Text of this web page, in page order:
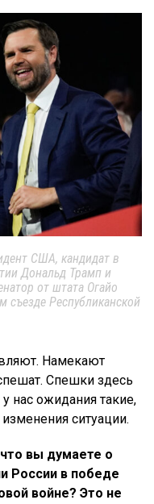
США, кандидат в
Дональд Трамп и
от штата Огайо
Республиканской
Намекают
Спешки здесь
нас ожидания такие,
ситуации.
вы думаете о
России в победе
войне? Это не